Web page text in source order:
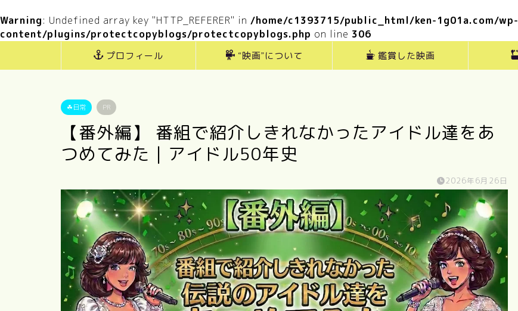
Warning: Undefined array key "HTTP_REFERER" in /home/c1393715/public_html/ken-1g01a.com/wp-
content/plugins/protectcopyblogs/protectcopyblogs.php on line 306
プロフィール “映画”について 鑑賞した映画
☘日常 PR
【番外編】 番組で紹介しきれなかったアイドル達をあ
つめてみた｜アイドル50年史
2026年6月26日